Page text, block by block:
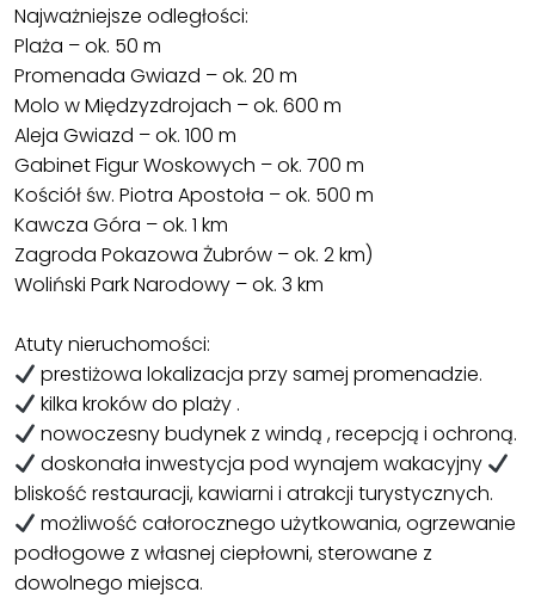
Najważniejsze odległości:
Plaża – ok. 50 m
Promenada Gwiazd – ok. 20 m
Molo w Międzyzdrojach – ok. 600 m
Aleja Gwiazd – ok. 100 m
Gabinet Figur Woskowych – ok. 700 m
Kościół św. Piotra Apostoła – ok. 500 m
Kawcza Góra – ok. 1 km
Zagroda Pokazowa Żubrów – ok. 2 km)⁠
Woliński Park Narodowy – ok. 3 km
Atuty nieruchomości:
prestiżowa lokalizacja przy samej promenadzie.
kilka kroków do plaży .
nowoczesny budynek z windą , recepcją i ochroną.
doskonała inwestycja pod wynajem wakacyjny
bliskość restauracji, kawiarni i atrakcji turystycznych.
możliwość całorocznego użytkowania, ogrzewanie
podłogowe z własnej ciepłowni, sterowane z
dowolnego miejsca.